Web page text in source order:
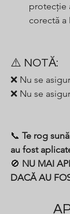
protecție
corectă a
⚠️ NOTĂ:
❌ Nu se
❌ Nu se
📞 Te rog
au fost
🚫 NU MAI
DACĂ AU